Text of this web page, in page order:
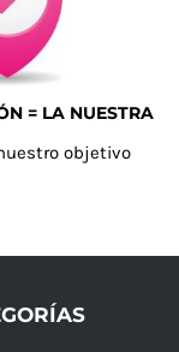
= LA NUESTRA
objetivo